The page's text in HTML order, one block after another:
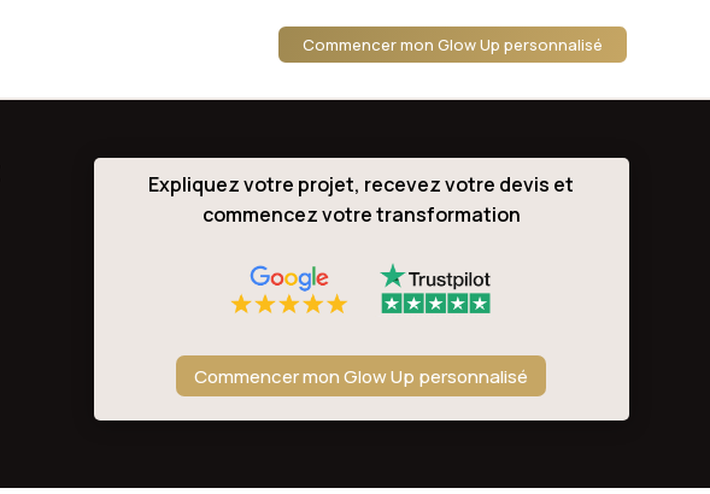
Commencer mon Glow Up personnalisé
Expliquez votre projet, recevez votre devis et
commencez votre transformation
Commencer mon Glow Up personnalisé